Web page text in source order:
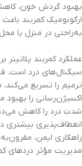
بهبود گردش خون،
ارگونومیک کمربند
به‌راحتی در منزل یا
عملکرد کمربند
سیگنال‌های درد است.
ترمیم را تسریع می‌کند،
اکسیژن‌رسانی را
شدت درد را کاهش
انعطاف‌پذیری بیشتری
راهکاری ایمن،
مدیریت مؤثر دردهای